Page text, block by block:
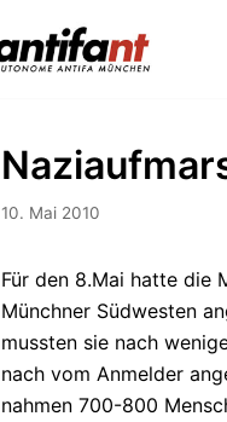
10. Mai 2010
Für den 8.Mai hatte die
Münchner Südwesten
mussten sie nach
nach vom Anmelder
nahmen 700-800